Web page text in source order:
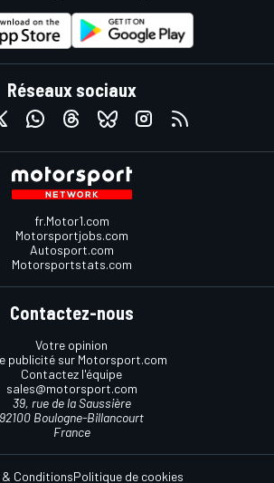
Réseaux sociaux
fr.Motor1.com
Motorsportjobs.com
Autosport.com
Motorsportstats.com
Contactez-nous
Votre opinion
publicité sur Motorsport.com
Contactez l'équipe
sales@motorsport.com
39, rue de la Saussière
92100 Boulogne-Billancourt
France
& ConditionsPolitique de cookies